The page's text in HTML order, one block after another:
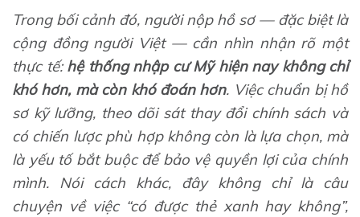
Trong bối cảnh đó, người nộp hồ sơ — đặc biệt là
cộng đồng người Việt — cần nhìn nhận rõ một
thực tế:hệ thống nhập cư Mỹ hiện nay không chỉ
khó hơn, mà còn khó đoán hơn. Việc chuẩn bị hồ
sơ kỹ lưỡng, theo dõi sát thay đổi chính sách và
có chiến lược phù hợp không còn là lựa chọn, mà
là yếu tố bắt buộc để bảo vệ quyền lợi của chính
mình.
Nói cách khác, đây không chỉ là câu
chuyện về việc “có được thẻ xanh hay không”,